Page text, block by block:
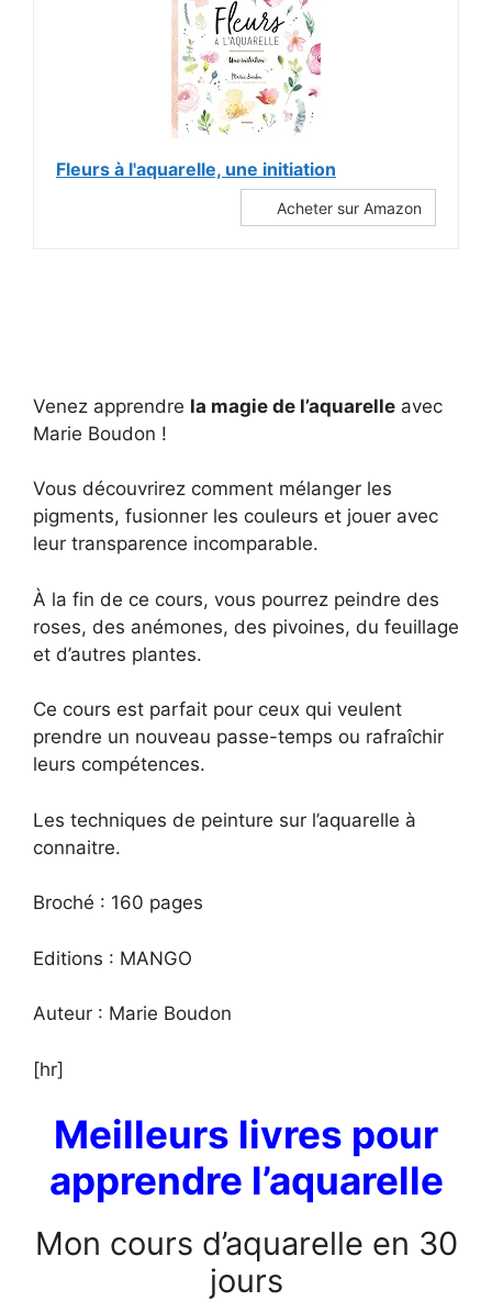
Fleurs à l'aquarelle, une initiation
Acheter sur Amazon
Venez apprendre la magie de l’aquarelle avec
Marie Boudon !
Vous découvrirez comment mélanger les
pigments, fusionner les couleurs et jouer avec
leur transparence incomparable.
À la fin de ce cours, vous pourrez peindre des
roses, des anémones, des pivoines, du feuillage
et d’autres plantes.
Ce cours est parfait pour ceux qui veulent
prendre un nouveau passe-temps ou rafraîchir
leurs compétences.
Les techniques de peinture sur l’aquarelle à
connaitre.
Broché : 160 pages
Editions : MANGO
Auteur : Marie Boudon
[hr]
Meilleurs livres pour
apprendre l’aquarelle
Mon cours d’aquarelle en 30
jours